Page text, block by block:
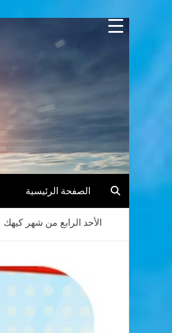
Skip
الصفحة الرئيسية
الأحد الرابع من شهر كيهك